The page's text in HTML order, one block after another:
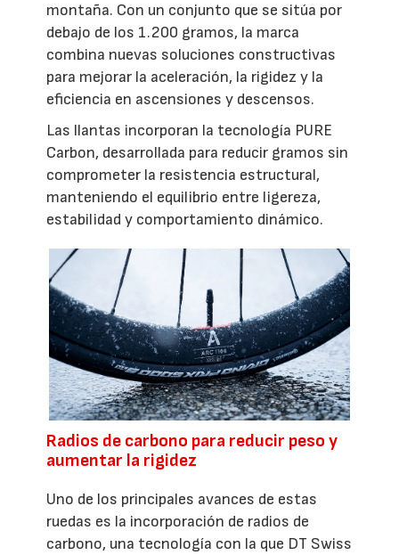
montaña. Con un conjunto que se sitúa por
debajo de los 1.200 gramos, la marca
combina nuevas soluciones constructivas
para mejorar la aceleración, la rigidez y la
eficiencia en ascensiones y descensos.
Las llantas incorporan la tecnología PURE
Carbon, desarrollada para reducir gramos sin
comprometer la resistencia estructural,
manteniendo el equilibrio entre ligereza,
estabilidad y comportamiento dinámico.
Radios de carbono para reducir peso y
aumentar la rigidez
Uno de los principales avances de estas
ruedas es la incorporación de radios de
carbono, una tecnología con la que DT Swiss